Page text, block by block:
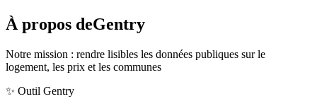
À propos deGentry
Notre mission : rendre lisibles les données publiques sur le
logement, les prix et les communes
✨ Outil Gentry